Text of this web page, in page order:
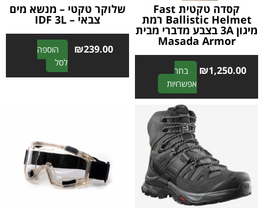
קסדה טקטית Fast
Ballistic Helmet רמת
מיגון 3A בצבע מדברי מבית
Masada Armor
₪1,250.00
בחר
אפשרויות
l
t
e
r
n
a
t
i
v
שלוקר טקטי – מנשא מים
צבאי – IDF 3L
₪239.00
הוספה
לסל
A
l
a
t
i
v